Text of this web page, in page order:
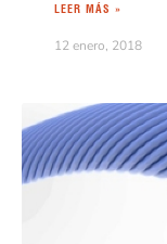
LEER MÁS »
12 enero, 2018